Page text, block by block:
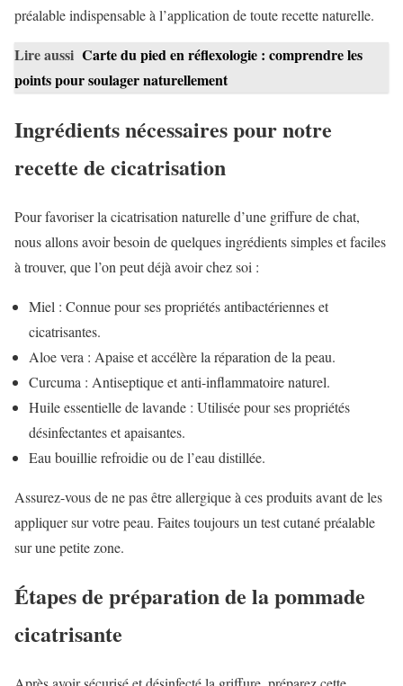
préalable indispensable à l’application de toute recette naturelle.
Lire aussi Carte du pied en réflexologie : comprendre les
points pour soulager naturellement
Ingrédients nécessaires pour notre
recette de cicatrisation
Pour favoriser la cicatrisation naturelle d’une griffure de chat,
nous allons avoir besoin de quelques ingrédients simples et faciles
à trouver, que l’on peut déjà avoir chez soi :
Miel : Connue pour ses propriétés antibactériennes et
cicatrisantes.
Aloe vera : Apaise et accélère la réparation de la peau.
Curcuma : Antiseptique et anti-inflammatoire naturel.
Huile essentielle de lavande : Utilisée pour ses propriétés
désinfectantes et apaisantes.
Eau bouillie refroidie ou de l’eau distillée.
Assurez-vous de ne pas être allergique à ces produits avant de les
appliquer sur votre peau. Faites toujours un test cutané préalable
sur une petite zone.
Étapes de préparation de la pommade
cicatrisante